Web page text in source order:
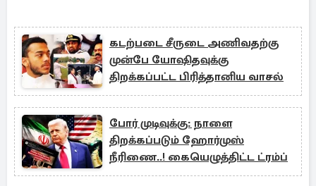
கடற்படை சீருடை அணிவதற்கு
முன்பே யோஷிதவுக்கு
திறக்கப்பட்ட பிரித்தானிய வாசல்
போர் முடிவுக்கு: நாளை
திறக்கப்படும் ஹோர்முஸ்
நீரிணை..! கையெழுத்திட்ட ட்ரம்ப்